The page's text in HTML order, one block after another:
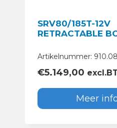
SRV80/185T-12V
RETRACTABLE
Artikelnummer:
€5.149,00
Meer